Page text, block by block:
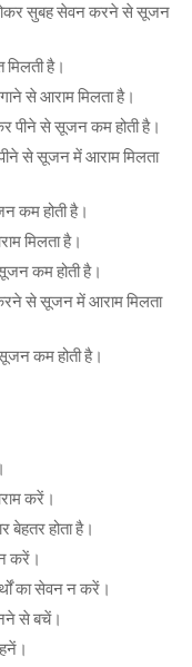
सुबह सेवन करने से सूजन
मिलती है।
से आराम मिलता है।
पीने से सूजन कम होती है।
से सूजन में आराम मिलता
कम होती है।
मिलता है।
कम होती है।
से सूजन में आराम मिलता
कम होती है।
करें।
बेहतर होता है।
करें।
का सेवन न करें।
से बचें।